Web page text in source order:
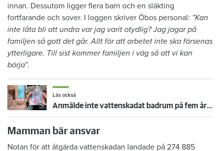
innan. Dessutom ligger flera barn och en släkting
fortfarande och sover. I loggen skriver Öbos personal: ”Kan
inte låta bli att undra var jag varit otydlig? Jag jagar på
familjen så gott det går. Allt för att arbetet inte ska försenas
ytterligare. Till sist kommer familjen i väg så att vi kan
börja”.
Läs också
Anmälde inte vattenskadat badrum på fem år – krävs på 125 000 kronor
Mamman bär ansvar
Notan för att åtgärda vattenskadan landade på 274 885